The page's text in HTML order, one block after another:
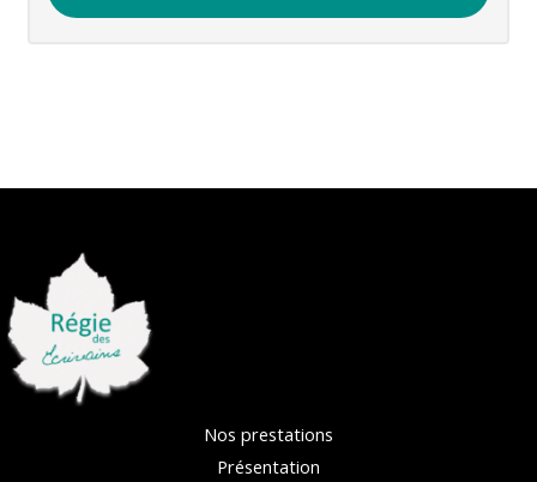
Nos prestations
Présentation